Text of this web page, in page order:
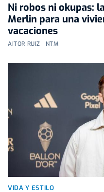
Ni robos ni okupas:
Merlin para una
vacaciones
AITOR RUIZ | NTM
VIDA Y ESTILO